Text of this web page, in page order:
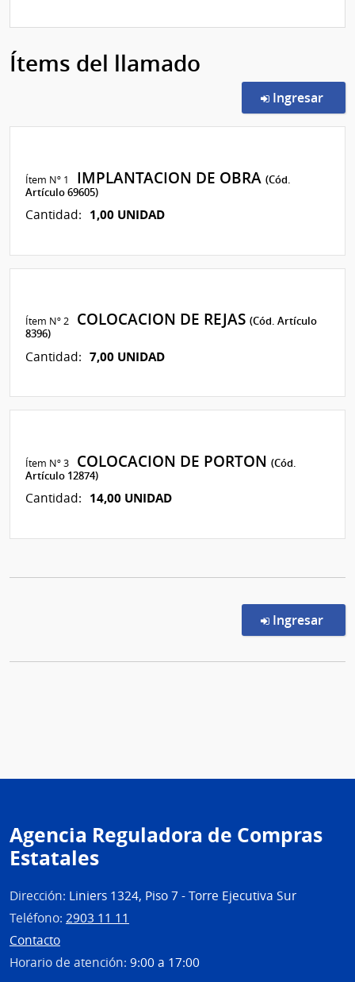
Ítems del llamado
Ingresar
Ítem Nº 1 IMPLANTACION DE OBRA(Cód.
Artículo 69605)
Cantidad: 1,00 UNIDAD
Ítem Nº 2 COLOCACION DE REJAS(Cód. Artículo
8396)
Cantidad: 7,00 UNIDAD
Ítem Nº 3 COLOCACION DE PORTON(Cód.
Artículo 12874)
Cantidad: 14,00 UNIDAD
Ingresar
Agencia Reguladora de Compras
Estatales
Dirección: Liniers 1324, Piso 7 - Torre Ejecutiva Sur
Teléfono: 2903 11 11
Contacto
Horario de atención: 9:00 a 17:00